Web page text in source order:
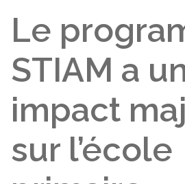
Le
STIAM a
impact
sur l’école